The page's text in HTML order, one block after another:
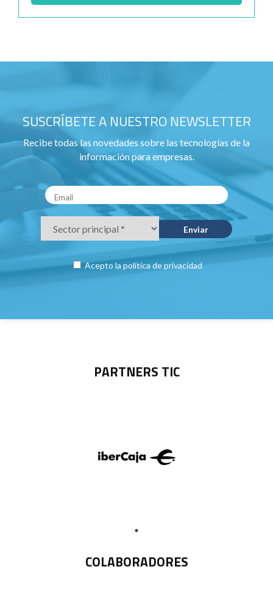
SUSCRÍBETE A NUESTRO NEWSLETTER
Recibe todas las novedades sobre las tecnologías de la
información para empresas.
Acepto la política de privacidad
PARTNERS TIC
COLABORADORES